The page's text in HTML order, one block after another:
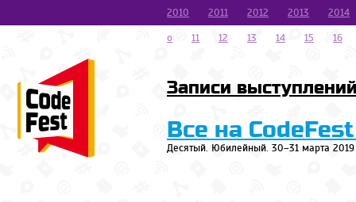
2010 2011 2012 2013
2014
o
11 12 13 14 15 16
Записи
Все на
Десятый. Юбилейный. 30–31 марта 2019